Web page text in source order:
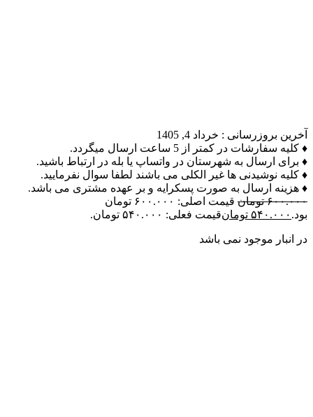
آخرین بروزرسانی : خرداد 4, 1405
♦ کلیه سفارشات در کمتر از 5 ساعت ارسال میگردد.
♦ برای ارسال به شهرستان در واتساپ یا بله در ارتباط باشید.
♦ کلیه نوشیدنی ها غیر الکلی می باشند لطفا سوال نفرمایید.
♦ هزینه ارسال به صورت پسکرایه و بر عهده مشتری می باشد.
۶۰۰.۰۰۰ تومان
قیمت اصلی: ۶۰۰.۰۰۰ تومان
بود. ۵۴۰.۰۰۰ تومانقیمت فعلی: ۵۴۰.۰۰۰ تومان.
در انبار موجود نمی باشد